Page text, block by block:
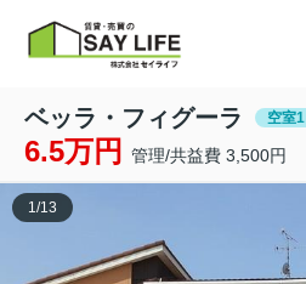
ベッラ・フィグーラ 空室1
6.5万円 管理/共益費 3,500円
1 /13